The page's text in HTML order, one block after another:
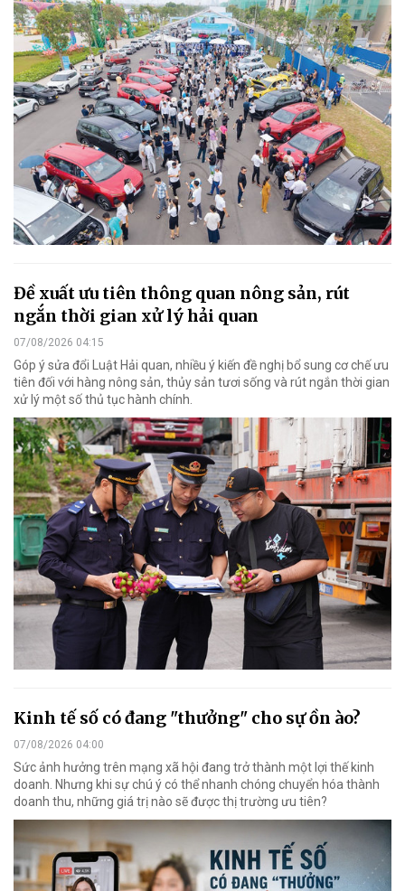
Đề xuất ưu tiên thông quan nông sản, rút
ngắn thời gian xử lý hải quan
07/08/2026 04:15
Góp ý sửa đổi Luật Hải quan, nhiều ý kiến đề nghị bổ sung cơ chế ưu
tiên đối với hàng nông sản, thủy sản tươi sống và rút ngắn thời gian
xử lý một số thủ tục hành chính.
Kinh tế số có đang "thưởng" cho sự ồn ào?
07/08/2026 04:00
Sức ảnh hưởng trên mạng xã hội đang trở thành một lợi thế kinh
doanh. Nhưng khi sự chú ý có thể nhanh chóng chuyển hóa thành
doanh thu, những giá trị nào sẽ được thị trường ưu tiên?